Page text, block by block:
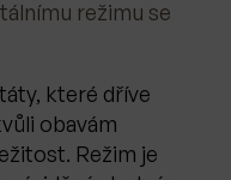
režimu se
které dříve
obavám
Režim je